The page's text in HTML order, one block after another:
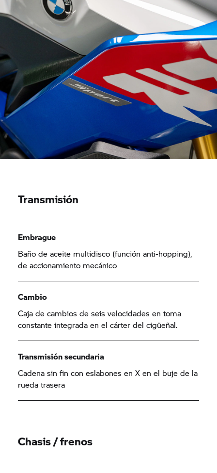
Transmisión
Embrague
Baño de aceite multidisco (función anti-hopping),
de accionamiento mecánico
Cambio
Caja de cambios de seis velocidades en toma
constante integrada en el cárter del cigüeñal.
Transmisión secundaria
Cadena sin fin con eslabones en X en el buje de la
rueda trasera
Chasis / frenos